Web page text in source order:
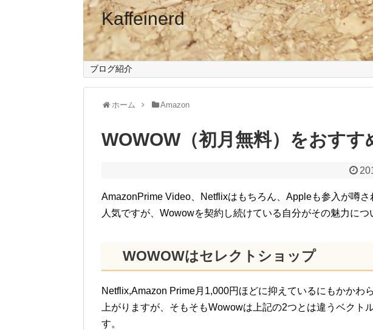
Kaffeinerd
ブログ紹介
ホーム Amazon
WOWOW（初月無料）をおすす
AmazonPrime Video、Netflixはもちろん、Appleも参入が噂
人気ですが、Wowowを契約し続けている自分がその魅力につ
WOWOWはセレクトショップ
Netflix,Amazon Prime月1,000円ほどに抑えているにもかかわ
上がりますが、そもそもWowowは上記の2つとは違うベクト
す。